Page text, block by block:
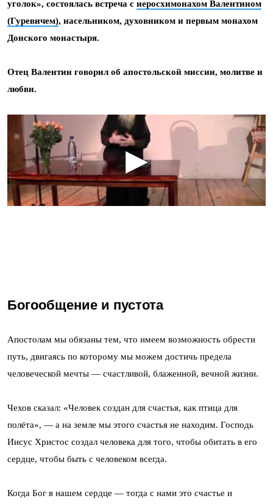
уголок», состоялась встреча с иеросхимонахом Валентином
(Гуревичем), насельником, духовником и первым монахом
Донского монастыря.
Отец Валентин говорил об апостольской миссии, молитве и
любви.
Богообщение и пустота
Апостолам мы обязаны тем, что имеем возможность обрести
путь, двигаясь по которому мы можем достичь предела
человеческой мечты — счастливой, блаженной, вечной жизни.
Чехов сказал: «Человек создан для счастья, как птица для
полёта», — а на земле мы этого счастья не находим. Господь
Иисус Христос создал человека для того, чтобы обитать в его
сердце, чтобы быть с человеком всегда.
Когда Бог в нашем сердце — тогда с нами это счастье и